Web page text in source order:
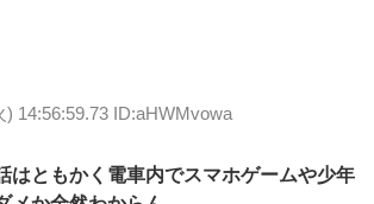
) 14:56:59.73 ID:aHWMvowa
はともかく電車内でスマホゲームや少年